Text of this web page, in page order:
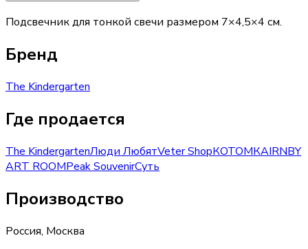
Подсвечник для тонкой свечи размером 7×4,5×4 см.
Бренд
The Kindergarten
Где продается
The KindergartenЛюди ЛюбятVeter ShopКОТОМКАIRNBY
ART ROOMPeak SouvenirСуть
Производство
Россия, Москва